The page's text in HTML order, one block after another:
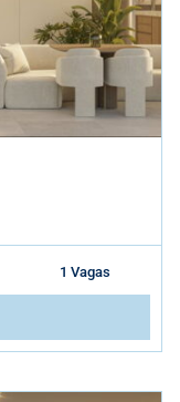
1 Vagas